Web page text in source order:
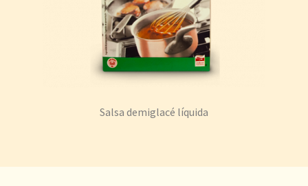
Salsa demiglacé líquida